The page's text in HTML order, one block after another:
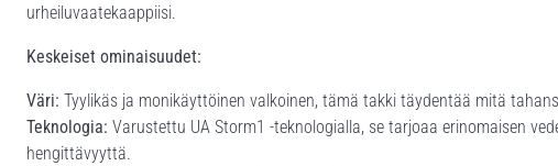
urheiluvaatekaappiisi.
Keskeiset ominaisuudet:
Väri: Tyylikäs ja monikäyttöinen valkoinen, tämä takki täydentää mitä
Teknologia: Varustettu UA Storm1 -teknologialla, se tarjoaa erinomaisen
hengittävyyttä.